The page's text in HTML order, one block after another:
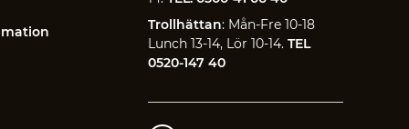
Trollhättan: Mån-Fre 10-18
Lunch 13-14, Lör 10-14.TEL
0520-147 40